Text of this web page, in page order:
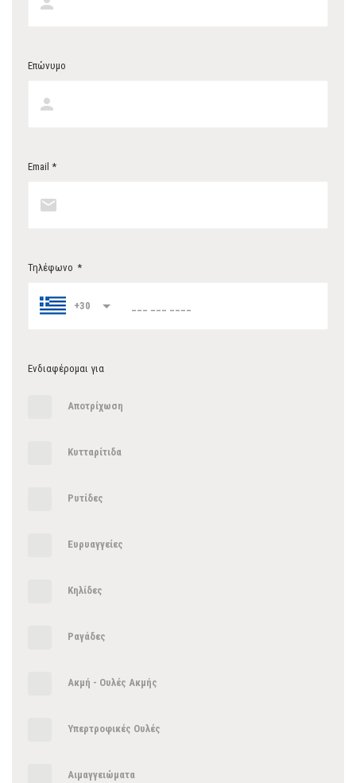
Επώνυμο
Email *
Τηλέφωνο *
+30
Ενδιαφέρομαι για
Αποτρίχωση
Κυτταρίτιδα
Ρυτίδες
Ευρυαγγείες
Κηλίδες
Ραγάδες
Ακμή - Ουλές Ακμής
Υπερτροφικές Ουλές
Αιμαγγειώματα